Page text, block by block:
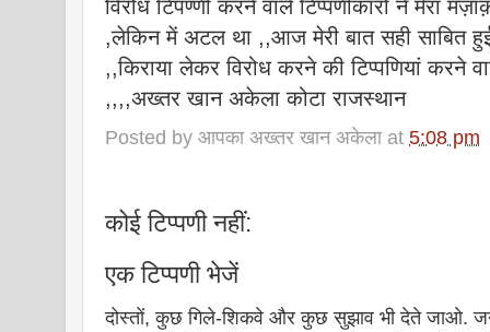
विरोध टिपण्णी करने वाले टिप्पणीकारों ने मेरा
,लेकिन में अटल था ,,आज मेरी बात सही साबित
,,किराया लेकर विरोध करने की टिप्पणियां
,,,,अख्तर खान अकेला कोटा राजस्थान
Posted by आपका अख्तर खान अकेला at 5:08 pm
कोई टिप्पणी नहीं:
एक टिप्पणी भेजें
दोस्तों, कुछ गिले-शिकवे और कुछ सुझाव भी देते जाओ.